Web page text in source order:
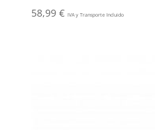
58,99 € IVA y Transporte Incluido